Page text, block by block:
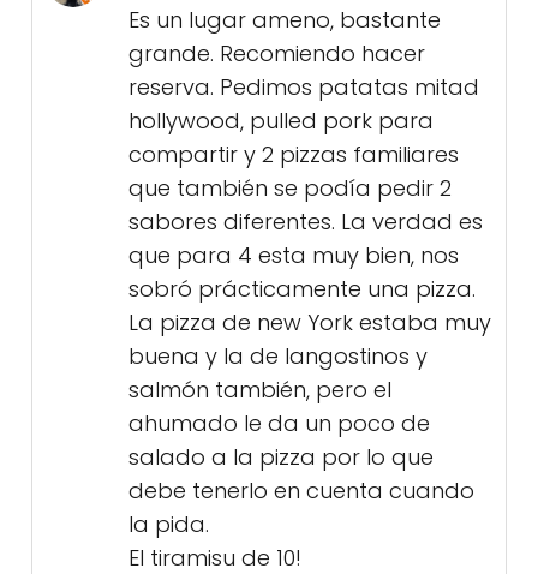
Es un lugar ameno, bastante
grande. Recomiendo hacer
reserva. Pedimos patatas mitad
hollywood, pulled pork para
compartir y 2 pizzas familiares
que también se podía pedir 2
sabores diferentes. La verdad es
que para 4 esta muy bien, nos
sobró prácticamente una pizza.
La pizza de new York estaba muy
buena y la de langostinos y
salmón también, pero el
ahumado le da un poco de
salado a la pizza por lo que
debe tenerlo en cuenta cuando
la pida.
El tiramisu de 10!